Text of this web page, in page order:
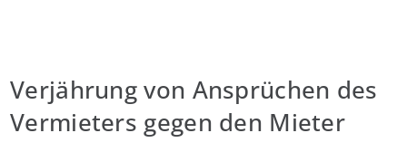
Verjährung von Ansprüchen des
Vermieters gegen den Mieter